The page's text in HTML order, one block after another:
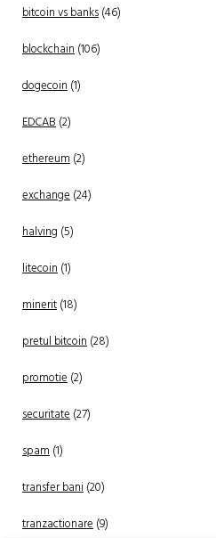
bitcoin vs banks(46)
blockchain(106)
dogecoin(1)
EDCAB(2)
ethereum(2)
exchange(24)
halving (5)
litecoin(1)
minerit(18)
pretul bitcoin(28)
promotie(2)
securitate(27)
spam(1)
transfer bani(20)
tranzactionare(9)